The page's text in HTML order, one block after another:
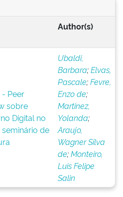
Author(s)
- Peer
sobre
Digital no
seminário de
Ubaldi,
Barbara;Elvas,
Pascale;Fevre,
Enzo de;
Martinez,
Yolanda;
Araujo,
Wagner Silva
de;Monteiro,
Luis Felipe
Salin